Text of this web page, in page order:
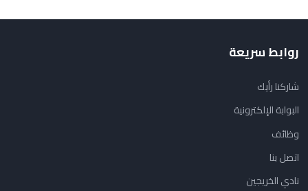
روابط سريعة
شاركنا رأيك
البوابة الإلكترونية
وظائف
اتصل بنا
نادي الخريجين